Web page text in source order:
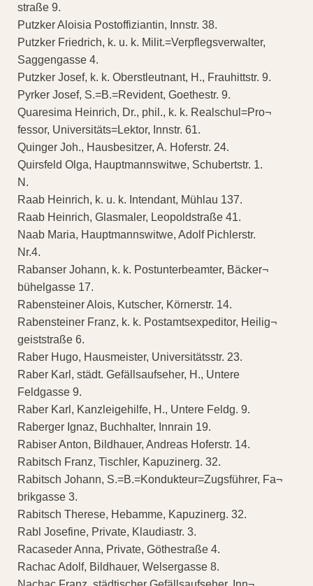
straße 9.
Putzker Aloisia Postoffiziantin, Innstr. 38.
Putzker Friedrich, k. u. k. Milit.=Verpflegsverwalter,
Saggengasse 4.
Putzker Josef, k. k. Oberstleutnant, H., Frauhittstr. 9.
Pyrker Josef, S.=B.=Revident, Goethestr. 9.
Quaresima Heinrich, Dr., phil., k. k. Realschul=Pro¬
fessor, Universitäts=Lektor, Innstr. 61.
Quinger Joh., Hausbesitzer, A. Hoferstr. 24.
Quirsfeld Olga, Hauptmannswitwe, Schubertstr. 1.
N.
Raab Heinrich, k. u. k. Intendant, Mühlau 137.
Raab Heinrich, Glasmaler, Leopoldstraße 41.
Naab Maria, Hauptmannswitwe, Adolf Pichlerstr.
Nr.4.
Rabanser Johann, k. k. Postunterbeamter, Bäcker¬
bühelgasse 17.
Rabensteiner Alois, Kutscher, Körnerstr. 14.
Rabensteiner Franz, k. k. Postamtsexpeditor, Heilig¬
geiststraße 6.
Raber Hugo, Hausmeister, Universitätsstr. 23.
Raber Karl, städt. Gefällsaufseher, H., Untere
Feldgasse 9.
Raber Karl, Kanzleigehilfe, H., Untere Feldg. 9.
Raberger Ignaz, Buchhalter, Innrain 19.
Rabiser Anton, Bildhauer, Andreas Hoferstr. 14.
Rabitsch Franz, Tischler, Kapuzinerg. 32.
Rabitsch Johann, S.=B.=Kondukteur=Zugsführer, Fa¬
brikgasse 3.
Rabitsch Therese, Hebamme, Kapuzinerg. 32.
Rabl Josefine, Private, Klaudiastr. 3.
Racaseder Anna, Private, Göthestraße 4.
Rachac Adolf, Bildhauer, Welsergasse 8.